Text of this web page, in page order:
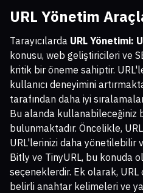
URL Yönetim
Tarayıcılarda URL Yönetimi:
konusu, web geliştiricileri ve
kritik bir öneme sahiptir.
kullanıcı deneyimini
tarafından daha iyi
Bu alanda kullanabileceğiniz
bulunmaktadır. Öncelikle,
URL'lerinizi daha yönetilebilir
Bitly ve TinyURL, bu konuda
seçeneklerdir. Ek olarak,
belirli anahtar kelimeleri ve